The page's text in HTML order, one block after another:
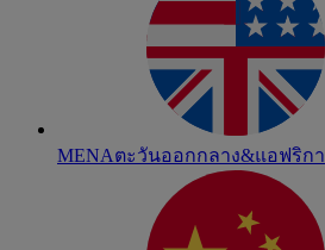
MENAตะวันออกกลาง&แอฟริกา